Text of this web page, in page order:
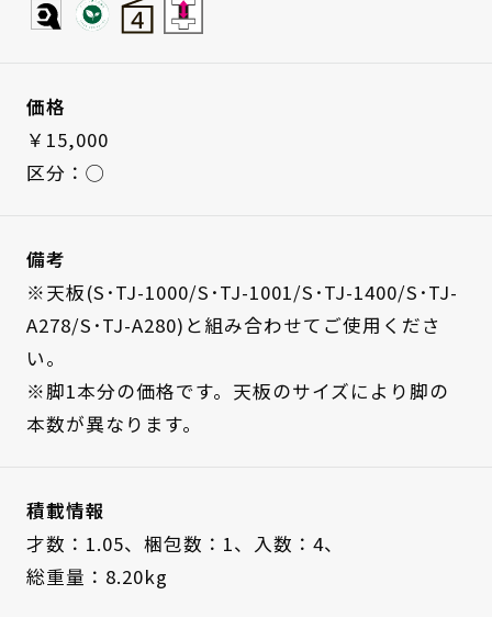
価格
￥15,000
区分：◯
備考
※天板(S･TJ-1000/S･TJ-1001/S･TJ-1400/S･TJ-
A278/S･TJ-A280)と組み合わせてご使用くださ
い。
※脚1本分の価格です。天板のサイズにより脚の
本数が異なります。
積載情報
才数：1.05、 梱包数：1、
入数：4、
総重量：8.20kg